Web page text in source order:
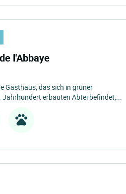
l'Abbaye
Gasthaus, das sich in grüner
Jahrhundert erbauten Abtei befindet,...